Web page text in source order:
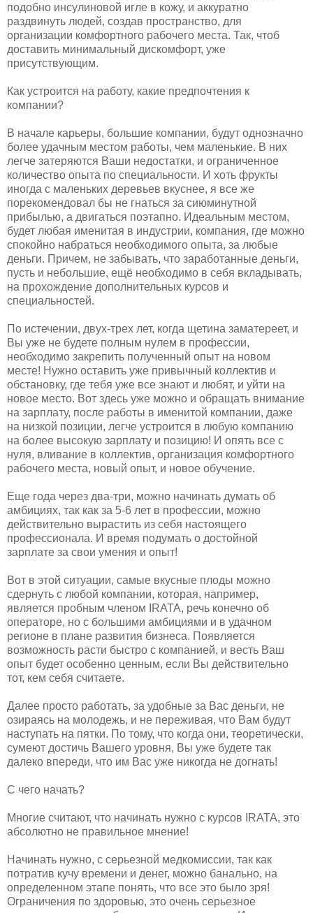
подобно инсулиновой игле в кожу, и аккуратно
раздвинуть людей, создав пространство, для
организации комфортного рабочего места. Так, чтоб
доставить минимальный дискомфорт, уже
присутствующим.
Как устроится на работу, какие предпочтения к
компании?
В начале карьеры, большие компании, будут однозначно
более удачным местом работы, чем маленькие. В них
легче затеряются Ваши недостатки, и ограниченное
количество опыта по специальности. И хоть фрукты
иногда с маленьких деревьев вкуснее, я все же
порекомендовал бы не гнаться за сиюминутной
прибылью, а двигаться поэтапно. Идеальным местом,
будет любая именитая в индустрии, компания, где можно
спокойно набраться необходимого опыта, за любые
деньги. Причем, не забывать, что заработанные деньги,
пусть и небольшие, ещё необходимо в себя вкладывать,
на прохождение дополнительных курсов и
специальностей.
По истечении, двух-трех лет, когда щетина заматереет, и
Вы уже не будете полным нулем в профессии,
необходимо закрепить полученный опыт на новом
месте! Нужно оставить уже привычный коллектив и
обстановку, где тебя уже все знают и любят, и уйти на
новое место. Вот здесь уже можно и обращать внимание
на зарплату, после работы в именитой компании, даже
на низкой позиции, легче устроится в любую компанию
на более высокую зарплату и позицию! И опять все с
нуля, вливание в коллектив, организация комфортного
рабочего места, новый опыт, и новое обучение.
Еще года через два-три, можно начинать думать об
амбициях, так как за 5-6 лет в профессии, можно
действительно вырастить из себя настоящего
профессионала. И время подумать о достойной
зарплате за свои умения и опыт!
Вот в этой ситуации, самые вкусные плоды можно
сдернуть с любой компании, которая, например,
является пробным членом IRATA, речь конечно об
операторе, но с большими амбициями и в удачном
регионе в плане развития бизнеса. Появляется
возможность расти быстро с компанией, и весть Ваш
опыт будет особенно ценным, если Вы действительно
тот, кем себя считаете.
Далее просто работать, за удобные за Вас деньги, не
озираясь на молодежь, и не переживая, что Вам будут
наступать на пятки. По тому, что когда они, теоретически,
сумеют достичь Вашего уровня, Вы уже будете так
далеко впереди, что им Вас уже никогда не догнать!
С чего начать?
Многие считают, что начинать нужно с курсов IRATA, это
абсолютно не правильное мнение!
Начинать нужно, с серьезной медкомиссии, так как
потратив кучу времени и денег, можно банально, на
определенном этапе понять, что все это было зря!
Ограничения по здоровью, это очень серьезное